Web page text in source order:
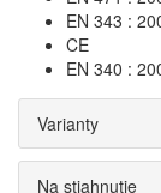
EN 343 :
CE
EN 340 :
Varianty
Na stiahnutie